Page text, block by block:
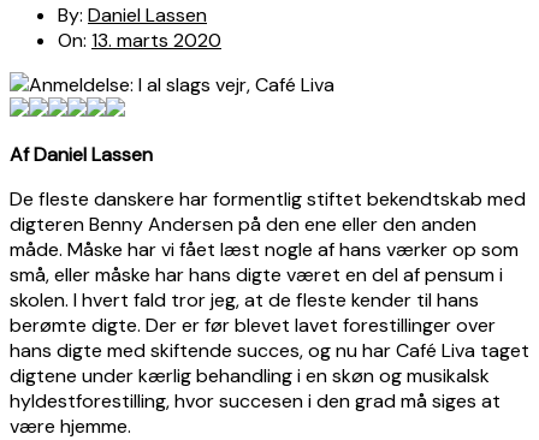
By: Daniel Lassen
On: 13. marts 2020
Af Daniel Lassen
De fleste danskere har formentlig stiftet bekendtskab med
digteren Benny Andersen på den ene eller den anden
måde. Måske har vi fået læst nogle af hans værker op som
små, eller måske har hans digte været en del af pensum i
skolen. I hvert fald tror jeg, at de fleste kender til hans
berømte digte. Der er før blevet lavet forestillinger over
hans digte med skiftende succes, og nu har Café Liva taget
digtene under kærlig behandling i en skøn og musikalsk
hyldestforestilling, hvor succesen i den grad må siges at
være hjemme.